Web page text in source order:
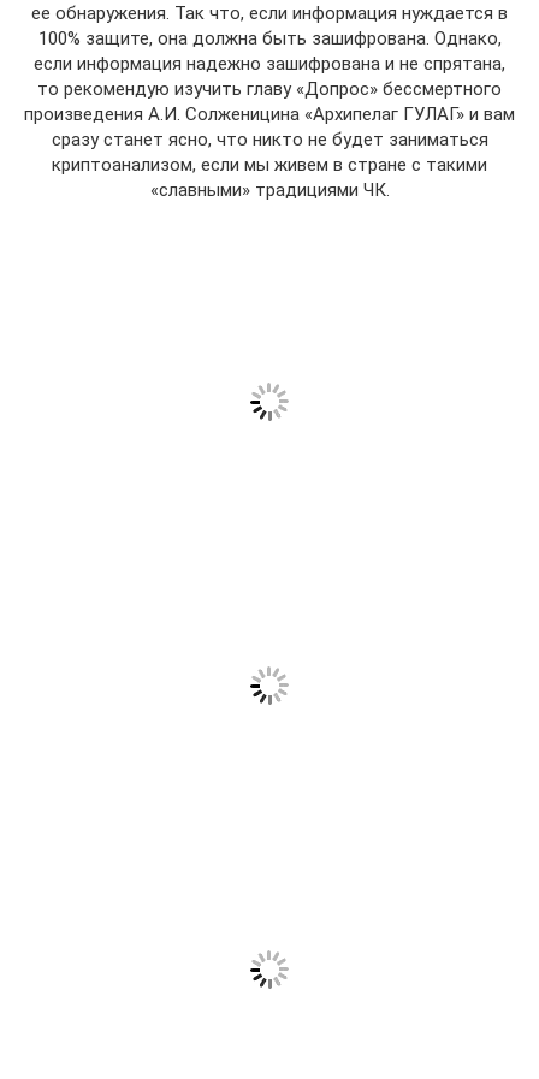
ее обнаружения. Так что, если информация нуждается в
100% защите, она должна быть зашифрована. Однако,
если информация надежно зашифрована и не спрятана,
то рекомендую изучить главу «Допрос» бессмертного
произведения А.И. Солженицина «Архипелаг ГУЛАГ» и вам
сразу станет ясно, что никто не будет заниматься
криптоанализом, если мы живем в стране с такими
«славными» традициями ЧК.